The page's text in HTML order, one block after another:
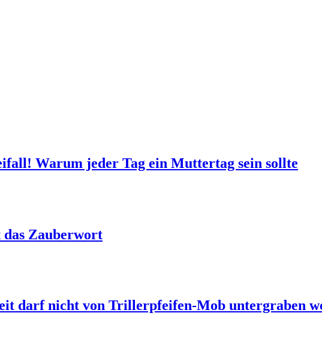
Warum jeder Tag ein Muttertag sein sollte
das Zauberwort
darf nicht von Trillerpfeifen-Mob untergraben